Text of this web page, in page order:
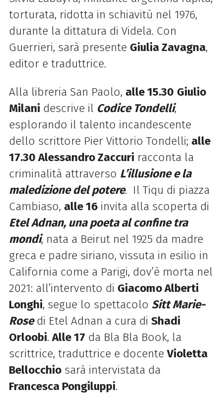
torturata, ridotta in schiavitù nel 1976,
durante la dittatura di Videla. Con
Guerrieri, sarà presente Giulia Zavagna,
editor e traduttrice.
Alla libreria San Paolo, alle 15.30 Giulio
Milani descrive il Codice Tondelli,
esplorando il talento incandescente
dello scrittore Pier Vittorio Tondelli; alle
17.30 Alessandro Zaccuri racconta la
criminalità attraverso L’illusione e la
maledizione del potere. Il Tiqu di piazza
Cambiaso, alle 16invita alla scoperta di
Etel Adnan, una poeta al confine tra
mondi, nata a Beirut nel 1925 da madre
greca e padre siriano, vissuta in esilio in
California come a Parigi, dov’è morta nel
2021: all’intervento di Giacomo Alberti
Longhi, segue lo spettacolo Sitt Marie-
Rosedi Etel Adnan a cura di Shadi
Orloobi.Alle 17 da Bla Bla Book, la
scrittrice, traduttrice e docenteVioletta
Bellocchiosarà intervistata da
Francesca Pongiluppi.